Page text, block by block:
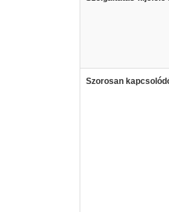
Szorosan